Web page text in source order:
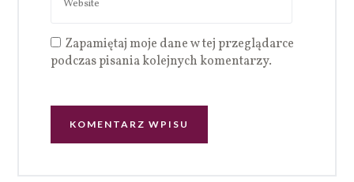
Zapamiętaj moje dane w tej przeglądarce
podczas pisania kolejnych komentarzy.